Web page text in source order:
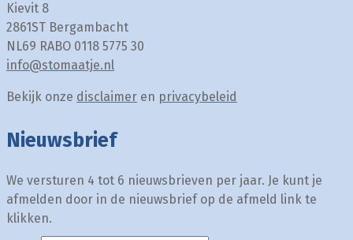
Kievit 8
2861ST Bergambacht
NL69 RABO 0118 5775 30
info@stomaatje.nl
Bekijk onze disclaimer en privacybeleid
Nieuwsbrief
We versturen 4 tot 6 nieuwsbrieven per jaar. Je kunt je
afmelden door in de nieuwsbrief op de afmeld link te
klikken.